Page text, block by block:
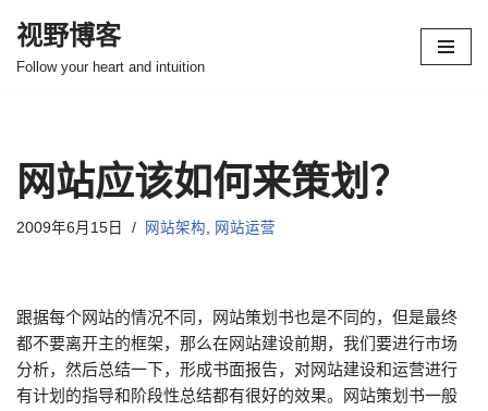
跳
视野博客
Follow your heart and intuition
网站应该如何来策划？
2009年6月15日 网站架构, 网站运营
跟据每个网站的情况不同，网站策划书也是不同的，但是最终
都不要离开主的框架，那么在网站建设前期，我们要进行市场
分析，然后总结一下，形成书面报告，对网站建设和运营进行
有计划的指导和阶段性总结都有很好的效果。网站策划书一般